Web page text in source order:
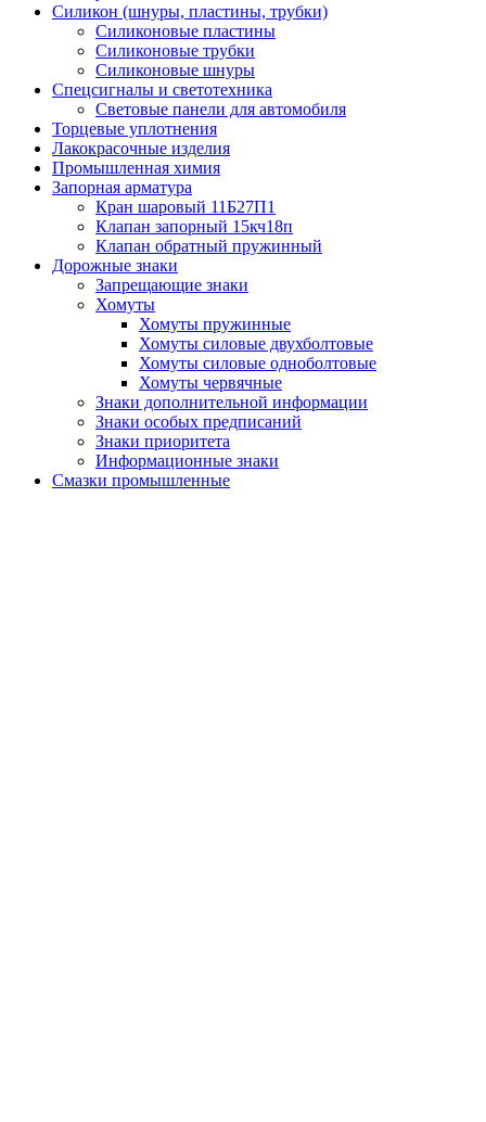
Силикон (шнуры, пластины, трубки)
Силиконовые пластины
Силиконовые трубки
Силиконовые шнуры
Спецсигналы и светотехника
Световые панели для автомобиля
Торцевые уплотнения
Лакокрасочные изделия
Промышленная химия
Запорная арматура
Кран шаровый 11Б27П1
Клапан запорный 15кч18п
Клапан обратный пружинный
Дорожные знаки
Запрещающие знаки
Хомуты
Хомуты пружинные
Хомуты силовые двухболтовые
Хомуты силовые одноболтовые
Хомуты червячные
Знаки дополнительной информации
Знаки особых предписаний
Знаки приоритета
Информационные знаки
Смазки промышленные